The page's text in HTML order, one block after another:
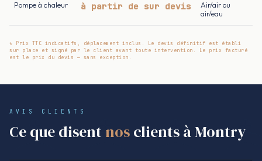
Pompe à chaleur à partir de sur devis
Air/air ou
air/eau
* Prix TTC indicatifs, déplacement inclus. Le devis définitif est établi
sur place et signé par le client avant toute intervention. Le prix facturé
est le prix du devis — sans exception.
AVIS CLIENTS
Ce que disent nosclients à Montry